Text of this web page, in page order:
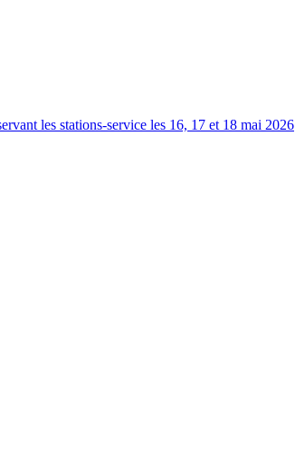
les stations-service les 16, 17 et 18 mai 2026